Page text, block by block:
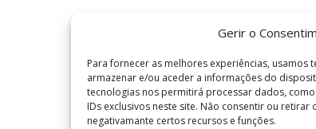
Gerir o
Para fornecer as melhores experiências, usamos
armazenar e/ou aceder a informações do
tecnologias nos permitirá processar dados,
IDs exclusivos neste site. Não consentir ou
negativamante certos recursos e funções.